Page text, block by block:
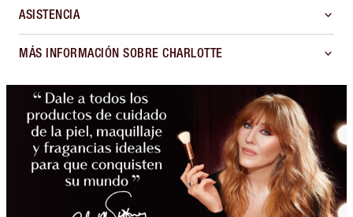
ASISTENCIA
MÁS INFORMACIÓN SOBRE CHARLOTTE